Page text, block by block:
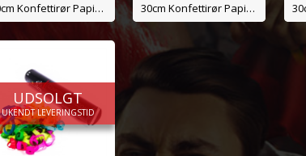
30cm Konfettirør Papir Hvid BIO 30cm Konfettirør Papir Mix BIO
UDSOLGT
UKENDT LEVERINGSTID